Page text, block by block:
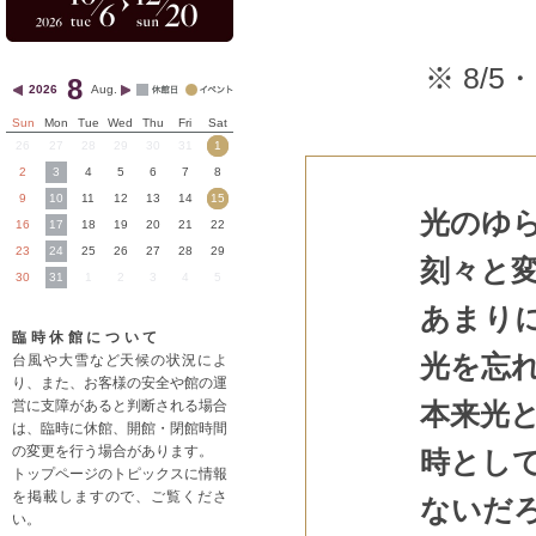
※ 8/5
光のゆ
刻々と
あまり
光を忘
本来光
時とし
ないだ
2026 8 Aug.
Sun Mon Tue Wed Thu Fri
Sat
27 29 30 31
1
2
3 4 5 6 7
8
9
10 11 12 13 14
15
16
17 18 19 20 21
22
23
24 25 26 27 28
29
30
31 3 4 5
臨時休館について
台風や大雪など天候の状況によ
り、また、お客様の安全や館の運
営に支障があると判断される場合
は、臨時に休館、開館・閉館時間
の変更を行う場合があります。
トップページのトピックスに情報
を掲載しますので、ご覧くださ
い。